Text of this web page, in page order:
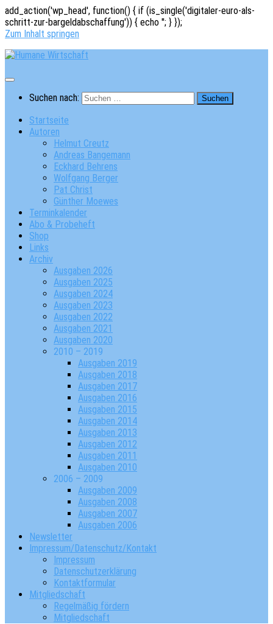
add_action('wp_head', function() { if (is_single('digitaler-euro-als-
schritt-zur-bargeldabschaffung')) { echo ''; } });
Zum Inhalt springen
Suchen nach:
Startseite
Autoren
Helmut Creutz
Andreas Bangemann
Eckhard Behrens
Wolfgang Berger
Pat Christ
Günther Moewes
Terminkalender
Abo & Probeheft
Shop
Links
Archiv
Ausgaben 2026
Ausgaben 2025
Ausgaben 2024
Ausgaben 2023
Ausgaben 2022
Ausgaben 2021
Ausgaben 2020
2010 – 2019
Ausgaben 2019
Ausgaben 2018
Ausgaben 2017
Ausgaben 2016
Ausgaben 2015
Ausgaben 2014
Ausgaben 2013
Ausgaben 2012
Ausgaben 2011
Ausgaben 2010
2006 – 2009
Ausgaben 2009
Ausgaben 2008
Ausgaben 2007
Ausgaben 2006
Newsletter
Impressum/Datenschutz/Kontakt
Impressum
Datenschutzerklärung
Kontaktformular
Mitgliedschaft
Regelmäßig fördern
Mitgliedschaft